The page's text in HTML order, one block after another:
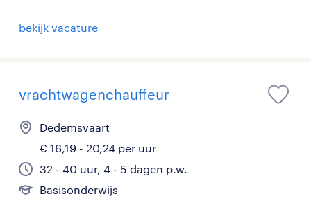
bekijk vacature
vrachtwagenchauffeur
Dedemsvaart
€ 16,19 - 20,24 per uur
32 - 40 uur, 4 - 5 dagen p.w.
Basisonderwijs